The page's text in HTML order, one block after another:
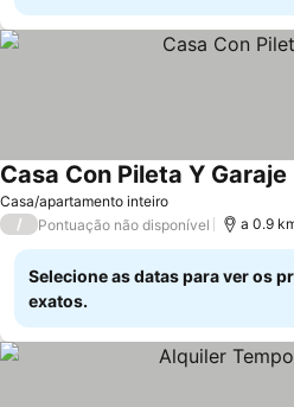
Casa/apartamento inteiro
Casa Con Pileta Y Garaje
/ Pontuação não disponível a 0.9
Selecione as datas para ver os
exatos.